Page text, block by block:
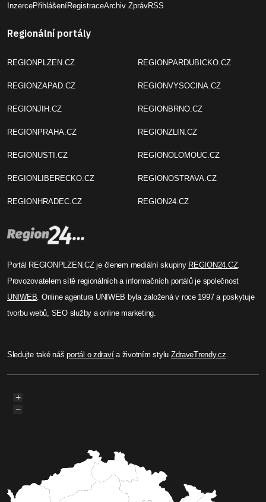
InzercePřihlášeníRegistraceArchiv ZprávRSS
Regionální portály
REGIONPLZEN.CZ
REGIONZAPAD.CZ
REGIONJIH.CZ
REGIONPRAHA.CZ
REGIONUSTI.CZ
REGIONLIBERECKO.CZ
REGIONHRADEC.CZ
REGIONPARDUBICKO.CZ
REGIONVYSOCINA.CZ
REGIONBRNO.CZ
REGIONZLIN.CZ
REGIONOLOMOUC.CZ
REGIONOSTRAVA.CZ
REGION24.CZ
Portál REGIONPLZEN.CZ je členem mediální skupiny REGION24.CZ.
Provozovatelem sítě regionálních a informačních portálů je společnost
UNIWEB . Online agentura UNIWEB byla založená v roce 1997 a poskytuje
tvorbu webů, SEO služby a online marketing.
Sledujte také nášportál o zdravía životním stylu ZdraveTrendy.cz
+
−